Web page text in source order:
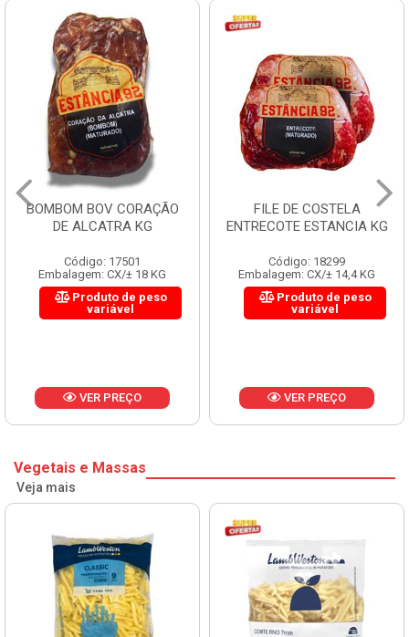
BOMBOM BOV CORAÇÃO
DE ALCATRA KG
Código: 17501
Embalagem: CX/± 18 KG
Produto de peso
variável
VER PREÇO
FILE DE COSTELA
ENTRECOTE ESTANCIA KG
Código: 18299
Embalagem: CX/± 14,4 KG
Produto de peso
variável
VER PREÇO
Vegetais e Massas
Veja mais